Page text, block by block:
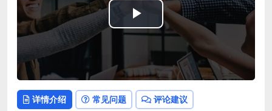
Play
Video
详情介绍 常见问题 评论建议